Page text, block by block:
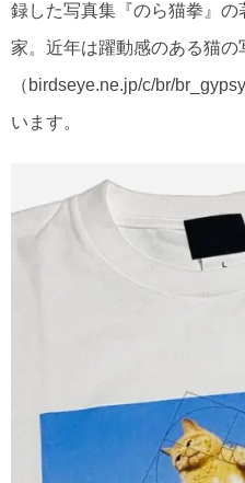
録した写真集『のら猫拳』
家。近年は躍動感のある猫
（birdseye.ne.jp/c/br/
います。